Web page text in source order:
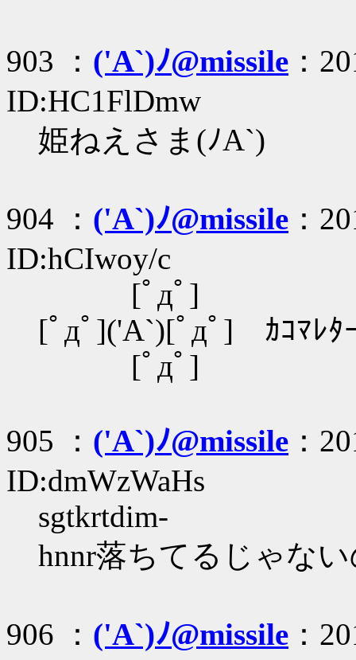
903 ： ('A`)ﾉ@missile ：
ID:HC1FlDmw
姫ねえさま(ﾉA`)
904 ： ('A`)ﾉ@missile ：
ID:hCIwoy/c
[ﾟдﾟ]
[ﾟдﾟ]('A`)[ﾟдﾟ] ｶｺﾏﾚﾀ
[ﾟдﾟ]
905 ： ('A`)ﾉ@missile ：
ID:dmWzWaHs
sgtkrtdim-
hnnr落ちてるじゃな
906 ： ('A`)ﾉ@missile ：